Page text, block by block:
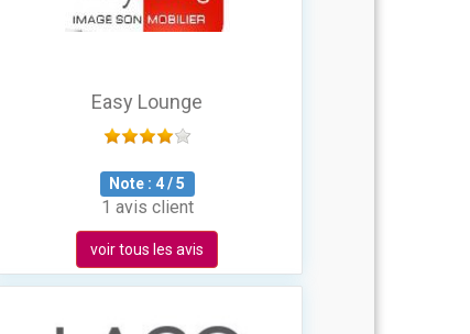
Easy Lounge
Note : 4/5
1 avis client
voir tous les avis